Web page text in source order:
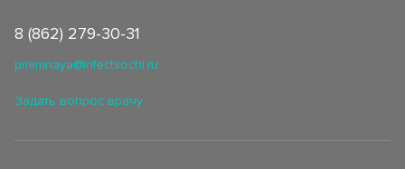
8 (862) 279-30-31
priemnaya@infectsochi.ru
Задать вопрос врачу